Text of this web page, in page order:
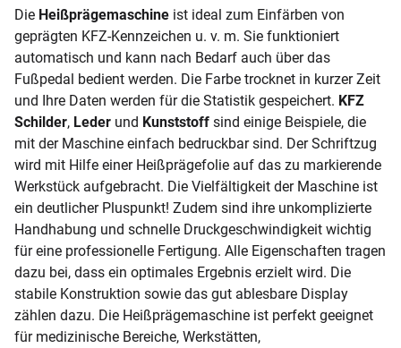
Die Heißprägemaschine ist ideal zum Einfärben von
geprägten KFZ-Kennzeichen u. v. m. Sie funktioniert
automatisch und kann nach Bedarf auch über das
Fußpedal bedient werden. Die Farbe trocknet in kurzer Zeit
und Ihre Daten werden für die Statistik gespeichert. KFZ
Schilder, Leder und Kunststoff sind einige Beispiele, die
mit der Maschine einfach bedruckbar sind. Der Schriftzug
wird mit Hilfe einer Heißprägefolie auf das zu markierende
Werkstück aufgebracht. Die Vielfältigkeit der Maschine ist
ein deutlicher Pluspunkt! Zudem sind ihre unkomplizierte
Handhabung und schnelle Druckgeschwindigkeit wichtig
für eine professionelle Fertigung. Alle Eigenschaften tragen
dazu bei, dass ein optimales Ergebnis erzielt wird. Die
stabile Konstruktion sowie das gut ablesbare Display
zählen dazu. Die Heißprägemaschine ist perfekt geeignet
für medizinische Bereiche, Werkstätten,